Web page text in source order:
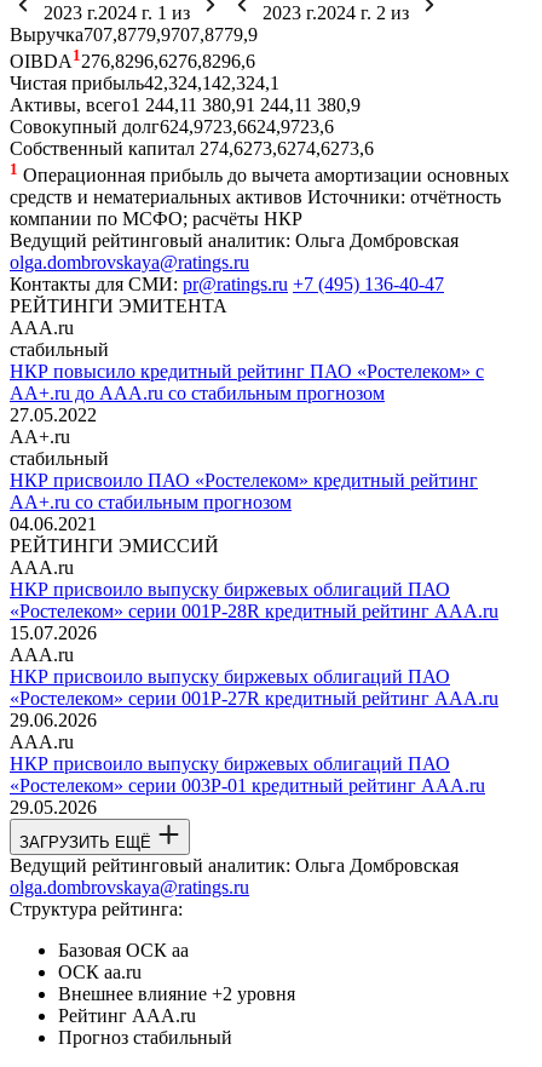
2023 г.2024 г. 1 из 2023 г.2024 г. 2 из
Выручка707,8779,9707,8779,9
OIBDA 1 276,8296,6276,8296,6
Чистая прибыль42,324,142,324,1
Активы, всего1 244,11 380,91 244,11 380,9
Совокупный долг624,9723,6624,9723,6
Собственный капитал 274,6273,6274,6273,6
1 Операционная прибыль до вычета амортизации основных
средств и нематериальных активов Источники: отчётность
компании по МСФО; расчёты НКР
Ведущий рейтинговый аналитик: Ольга Домбровская
olga.dombrovskaya@ratings.ru
Контакты для СМИ: pr@ratings.ru +7 (495) 136-40-47
РЕЙТИНГИ ЭМИТЕНТА
AAA.ru
стабильный
НКР повысило кредитный рейтинг ПАО «Ростелеком» с
AA+.ru до AAA.ru со стабильным прогнозом
27.05.2022
AA+.ru
стабильный
НКР присвоило ПАО «Ростелеком» кредитный рейтинг
AA+.ru со стабильным прогнозом
04.06.2021
РЕЙТИНГИ ЭМИССИЙ
AAA.ru
НКР присвоило выпуску биржевых облигаций ПАО
«Ростелеком» серии 001Р-28R кредитный рейтинг AAA.ru
15.07.2026
AAA.ru
НКР присвоило выпуску биржевых облигаций ПАО
«Ростелеком» серии 001Р-27R кредитный рейтинг AAA.ru
29.06.2026
AAA.ru
НКР присвоило выпуску биржевых облигаций ПАО
«Ростелеком» серии 003Р-01 кредитный рейтинг AAA.ru
29.05.2026
ЗАГРУЗИТЬ ЕЩЁ
Ведущий рейтинговый аналитик: Ольга Домбровская
olga.dombrovskaya@ratings.ru
Структура рейтинга:
Базовая ОСК aa
ОСК aa.ru
Внешнее влияние +2 уровня
Рейтинг AAA.ru
Прогноз стабильный